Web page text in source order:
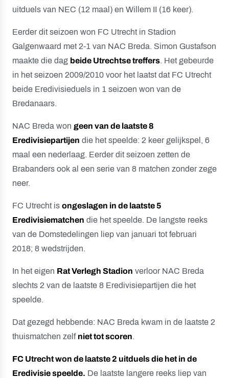
uitduels van NEC (12 maal) en Willem II (16 keer).
Eerder dit seizoen won FC Utrecht in Stadion
Galgenwaard met 2-1 van NAC Breda. Simon Gustafson
maakte die dag beide Utrechtse treffers. Het gebeurde
in het seizoen 2009/2010 voor het laatst dat FC Utrecht
beide Eredivisieduels in 1 seizoen won van de
Bredanaars.
NAC Breda won geen van de laatste 8
Eredivisiepartijen die het speelde: 2 keer gelijkspel, 6
maal een nederlaag. Eerder dit seizoen zetten de
Brabanders ook al een serie van 8 matchen zonder zege
neer.
FC Utrecht is ongeslagen in de laatste 5
Eredivisiematchen die het speelde. De langste reeks
van de Domstedelingen liep van januari tot februari
2018; 8 wedstrijden.
In het eigen Rat Verlegh Stadion verloor NAC Breda
slechts 2 van de laatste 8 Eredivisiepartijen die het
speelde.
Dat gezegd hebbende: NAC Breda kwam in de laatste 2
thuismatchen zelf niet tot scoren.
FC Utrecht won de laatste 2 uitduels die het in de
Eredivisie speelde. De laatste langere reeks liep van